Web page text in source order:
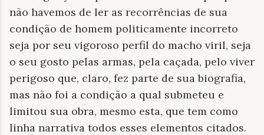
não havemos de ler as recorrências de sua
condição de homem politicamente incorreto
seja por seu vigoroso perfil do macho viril, seja
o seu gosto pelas armas, pela caçada, pelo viver
perigoso que, claro, fez parte de sua biografia,
mas não foi a condição a qual submeteu e
limitou sua obra, mesmo esta, que tem como
linha narrativa todos esses elementos citados.